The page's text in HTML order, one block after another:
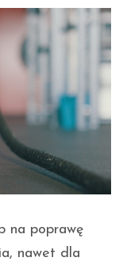
na poprawę
nawet dla